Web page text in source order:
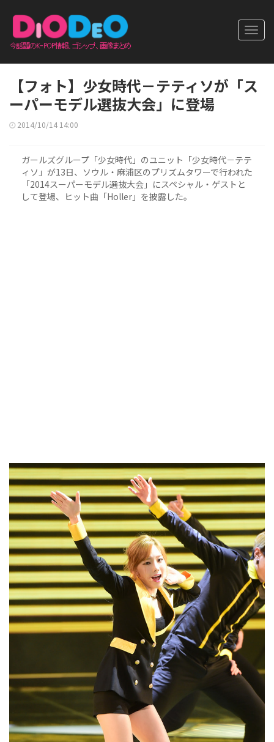
【フォト】少女時代－テティソが「ス
ーパーモデル選抜大会」に登場
2014/10/14 14:00
ガールズグループ「少女時代」のユニット「少女時代－テテ
ィソ」が13日、ソウル・麻浦区のプリズムタワーで行われた
「2014スーパーモデル選抜大会」にスペシャル・ゲストと
して登場、ヒット曲「Holler」を披露した。